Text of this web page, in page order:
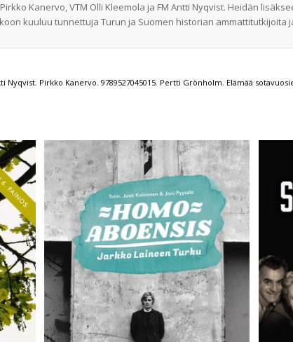
Kanervo, VTM Olli Kleemola ja FM Antti Nyqvist. Heidän
kuuluu tunnettuja Turun ja Suomen historian ammattitutkijoita
Nyqvist, Pirkko Kanervo, 9789527045015, Pertti Grönholm, Elämää